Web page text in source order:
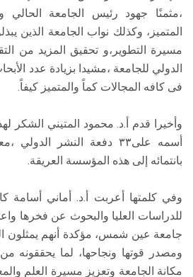
،مثمنًا جهود رئيس الجامعة الحالي
المتميز، وكذلك نواب الجامعة الذين
مسيرة التطوير،و تحقيق المزيد من
الدولي للجامعة ،مشيدا بزيادة عدد
فى كافه المجالات كماً والمتميز كيفاً.
وأخيرا قدم أ.د. محمود المتيني الشكر
أسمه على٣٣ دفعة النشر
بانتمائه إلى هذه المؤسسة العريقة.
وفي كلمتها أعربت أ.د. أماني أسامة
للدراسات العليا والبحوث عن فخرها
جامعة عين شمس، مؤكدة أنهم يمثلون
ومصدر قوتها ونجاحها، لما يحققونه
مكانة الجامعة وتعزيز مسيرة العلم